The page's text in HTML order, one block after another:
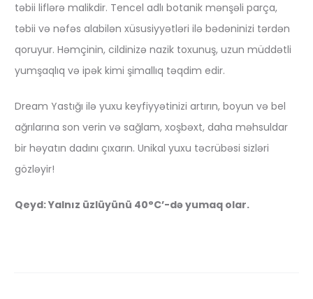
təbii liflərə malikdir. Tencel adlı botanik mənşəli parça,
təbii və nəfəs alabilən xüsusiyyətləri ilə bədəninizi tərdən
qoruyur. Həmçinin, cildinizə nazik toxunuş, uzun müddətli
yumşaqlıq və ipək kimi şimallıq təqdim edir.
Dream Yastığı ilə yuxu keyfiyyətinizi artırın, boyun və bel
ağrılarına son verin və sağlam, xoşbəxt, daha məhsuldar
bir həyatın dadını çıxarın. Unikal yuxu təcrübəsi sizləri
gözləyir!
Qeyd: Yalnız üzlüyünü 40°C’-də yumaq olar.